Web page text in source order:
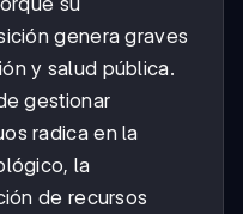
genera graves
y salud pública.
gestionar
radica en la
la
de recursos